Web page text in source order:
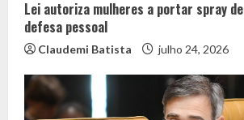
Lei autoriza mulheres a portar spray
defesa pessoal
Claudemi Batista julho 24, 2026